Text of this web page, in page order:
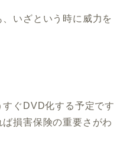
いざという時に威力を
ぐDVD化する予定です
損害保険の重要さがわ